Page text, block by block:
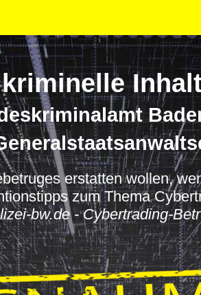
erstatten wollen,
zum Thema
bw.de - Cybertrading-